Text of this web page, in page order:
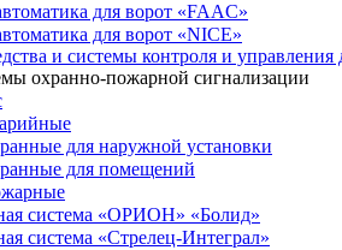
для ворот «FAAC»
для ворот «NICE»
и системы контроля и управления
охранно-пожарной сигнализации
для наружной установки
для помещений
система «ОРИОН» «Болид»
система «Стрелец-Интеграл»